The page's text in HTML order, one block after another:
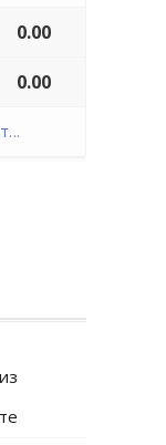
0.00
0.00